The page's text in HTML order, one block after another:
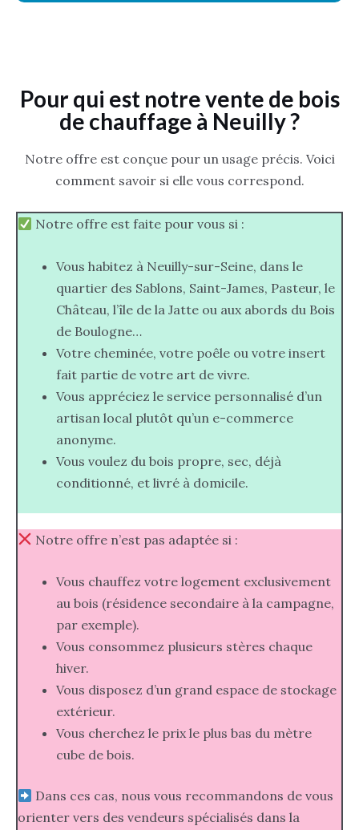
Pour qui est notre vente de bois
de chauffage à Neuilly ?
Notre offre est conçue pour un usage précis. Voici
comment savoir si elle vous correspond.
Notre offre est faite pour vous si :
Vous habitez à Neuilly-sur-Seine, dans le
quartier des Sablons, Saint-James, Pasteur, le
Château, l’île de la Jatte ou aux abords du Bois
de Boulogne…
Votre cheminée, votre poêle ou votre insert
fait partie de votre art de vivre.
Vous appréciez le service personnalisé d’un
artisan local plutôt qu’un e-commerce
anonyme.
Vous voulez du bois propre, sec, déjà
conditionné, et livré à domicile.
Notre offre n’est pas adaptée si :
Vous chauffez votre logement exclusivement
au bois (résidence secondaire à la campagne,
par exemple).
Vous consommez plusieurs stères chaque
hiver.
Vous disposez d’un grand espace de stockage
extérieur.
Vous cherchez le prix le plus bas du mètre
cube de bois.
Dans ces cas, nous vous recommandons de vous
orienter vers des vendeurs spécialisés dans la